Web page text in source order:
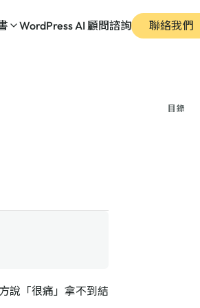
WordPress AI 顧問諮詢 聯絡我們
說「很痛」拿不到結
目錄